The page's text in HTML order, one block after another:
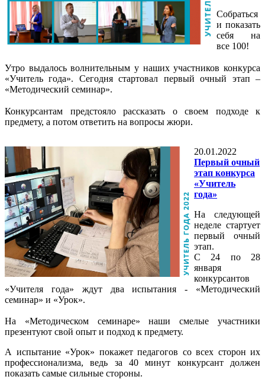
Собраться
и показать
себя на
все 100!
Утро выдалось волнительным у наших участников конкурса
«Учитель года». Сегодня стартовал первый очный этап –
«Методический семинар».
Конкурсантам предстояло рассказать о своем подходе к
предмету, а потом ответить на вопросы жюри.
20.01.2022
Первый очный
этап конкурса
«Учитель
года»
На следующей
неделе стартует
первый очный
этап.
С 24 по 28
января
конкурсантов
«Учителя года» ждут два испытания - «Методический
семинар» и «Урок».
На «Методическом семинаре» наши смелые участники
презентуют свой опыт и подход к предмету.
А испытание «Урок» покажет педагогов со всех сторон их
профессионализма, ведь за 40 минут конкурсант должен
показать самые сильные стороны.